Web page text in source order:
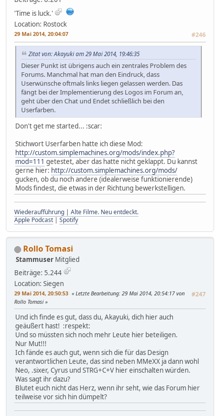
'Time is luck.'
Location: Rostock
29 Mai 2014, 20:04:07 #246
Zitat von: Akayuki am 29 Mai 2014, 19:46:35
Dieser Punkt ist übrigens auch ein zentrales Problem des
Forums. Manchmal hat man den Eindruck, dass
Userwünsche oftmals links liegen gelassen werden. Das
fängt bei der Implementierung des Logos im Forum an,
geht über den Chat und Endet schließlich bei den
Userfarben.
Don't get me started... :scar:
Stichwort Userfarben hatte ich diese Mod:
http://custom.simplemachines.org/mods/index.php?
mod=111 getestet, aber das hatte nicht geklappt. Du kannst
gerne hier: http://custom.simplemachines.org/mods/
gucken, ob du noch andere (idealerweise funktionierende)
Mods findest, die etwas in der Richtung bewerkstelligen.
Wiederaufführung | Alte Filme. Neu entdeckt.
Apple Podcast | Spotify
Rollo Tomasi
Stammuser Mitglied
Beiträge: 5.244
Location: Siegen
29 Mai 2014, 20:50:53 #247
Letzte Bearbeitung: 29 Mai 2014, 20:54:17 von
Rollo Tomasi
Und ich finde es gut, dass du, Akayuki, dich hier auch
geäußert hast! :respekt:
Und so müssten sich noch mehr Leute hier beteiligen.
Nur Mut!!!
Ich fände es auch gut, wenn sich die für das Design
verantwortlichen Leute, das sind neben MMeXX ja dann wohl
Neo, .sixer, Cyrus und STRG+C+V hier einschalten würden.
Was sagt ihr dazu?
Blutet euch nicht das Herz, wenn ihr seht, wie das Forum hier
teilweise vor sich hin dümpelt?